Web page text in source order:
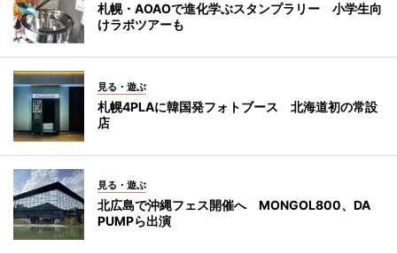
札幌・AOAOで進化学ぶスタンプラリー 小学生向
けラボツアーも
見る・遊ぶ
札幌4PLAに韓国発フォトブース 北海道初の常設
店
見る・遊ぶ
北広島で沖縄フェス開催へ MONGOL800、DA
PUMPら出演